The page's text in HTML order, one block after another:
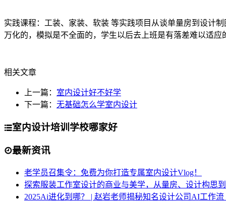
实践课程：工装、家装、软装 等实践项目从谈单量房到设计
万化的，模拟是不全面的，学生以后去上班是有落差难以适应
相关文章
上一篇： 室内设计好不好学
下一篇： 无基础怎么学室内设计
室内设计培训学校哪家好
最新资讯
老学员召集令：免费为你打造专属室内设计Vlog！
探索服装工作室设计的商业与美学，从量房、设计构思
2025Ai进化到哪？ | 赵岩老师揭秘知名设计公司AI工作流